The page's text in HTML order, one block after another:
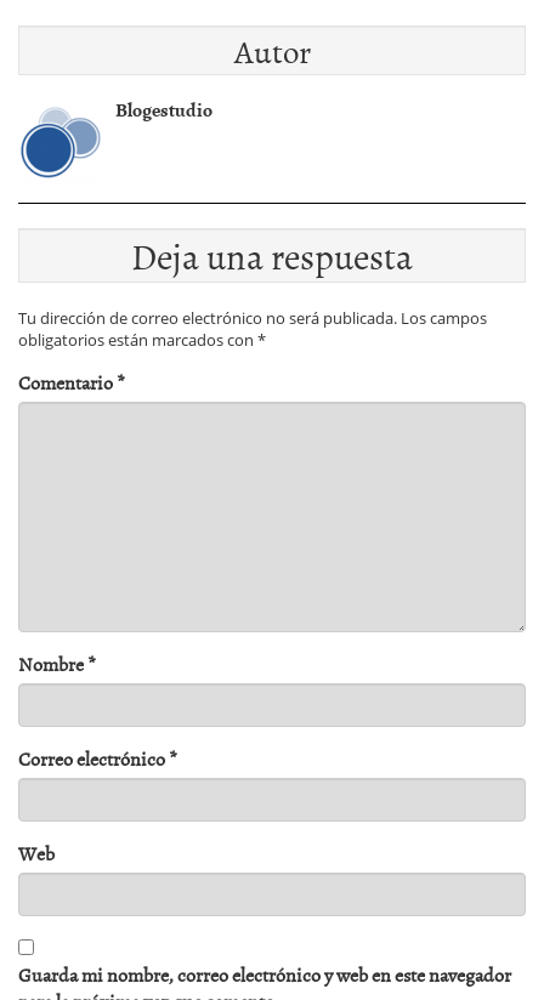
Repsol anuncia
de su cuarta
ediciÃ³n y lanza
su nueva
convocatoria
de
criptomonedas
Autor
Blogestudio
Deja una respuesta
Tu dirección de correo electrónico no será publicada. Los campos
obligatorios están marcados con *
Comentario*
Nombre*
Correo electrónico*
Web
Guarda mi nombre, correo electrónico y web en este navegador